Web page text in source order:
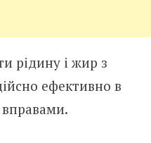
рідину і жир з
ефективно в